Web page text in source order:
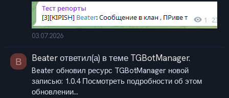
03.07.2026
B Beaterответил(а) в теме TGBotManager.
Beater обновил ресурс TGBotManager новой
записью: 1.0.4 Посмотреть подробности об этом
обновлении...